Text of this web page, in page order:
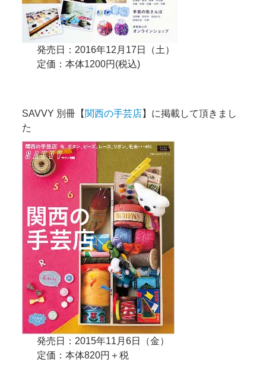
発売日：2016年12月17日（土）
定価：本体1200円(税込)
SAVVY 別冊【 関西の手芸店】に掲載して頂きまし
た
発売日：2015年11月6日（金）
定価：本体820円＋税